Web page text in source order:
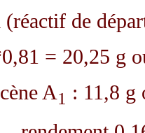
de
= 20,25 g
A1 : 11,8 g